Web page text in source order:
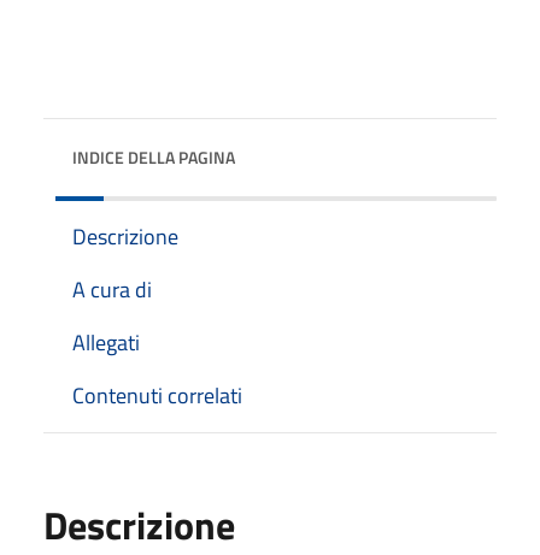
INDICE DELLA PAGINA
Descrizione
A cura di
Allegati
Contenuti correlati
Descrizione